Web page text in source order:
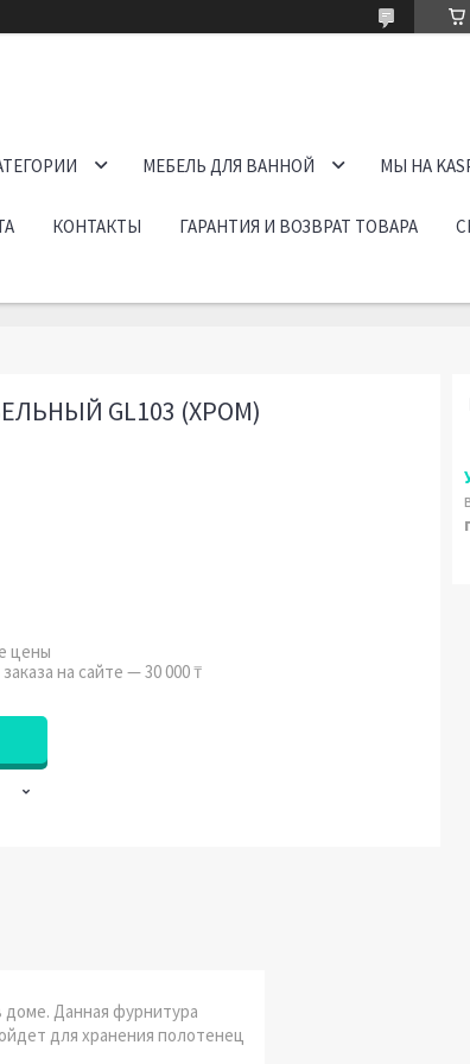
МЕБЕЛЬ ДЛЯ ВАННОЙ МЫ НА
КОНТАКТЫ ГАРАНТИЯ И ВОЗВРАТ ТОВАРА
GL103 (ХРОМ)
цены
на сайте — 30 000 ₸
Данная фурнитура
для хранения полотенец